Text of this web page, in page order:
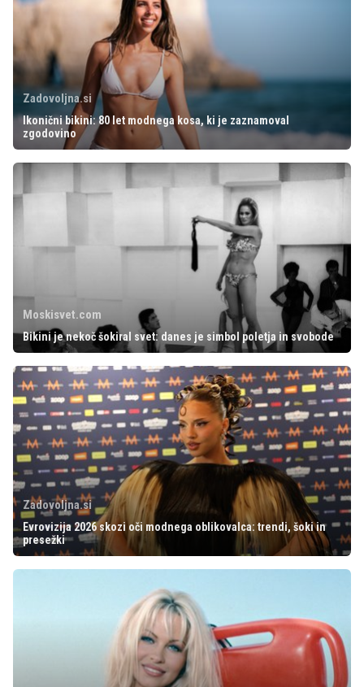
Zadovoljna.si
Ikonični bikini: 80 let modnega kosa, ki je zaznamoval
zgodovino
Moskisvet.com
Bikini je nekoč šokiral svet: danes je simbol poletja in svobode
Zadovoljna.si
Evrovizija 2026 skozi oči modnega oblikovalca: trendi, šoki in
presežki